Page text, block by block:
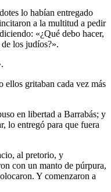
lo habían entregado
a la multitud a pedir
«¿Qué debo hacer,
los judíos?».
ellos gritaban cada vez más
en libertad a Barrabás; y
lo entregó para que fuera
al pretorio, y
con un manto de púrpura,
Y comenzaron a